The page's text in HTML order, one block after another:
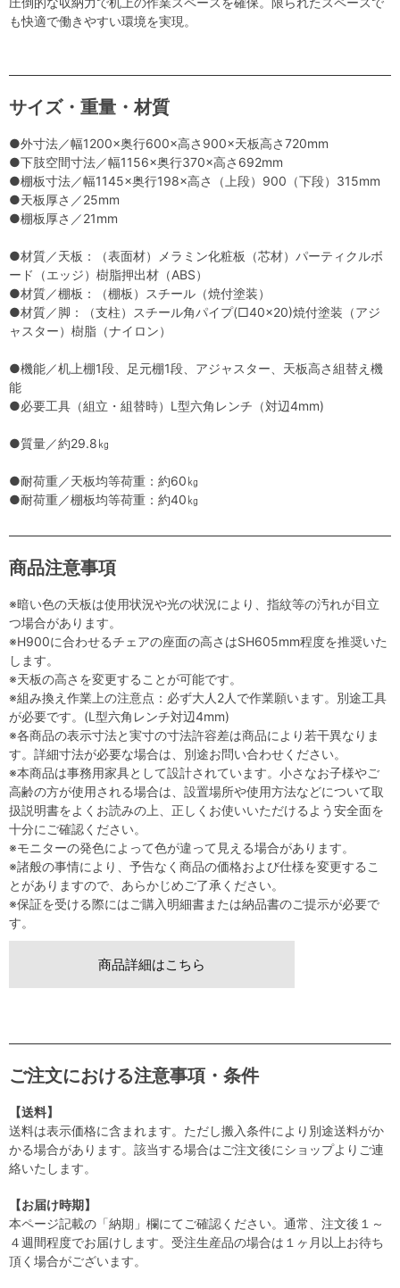
も快適で働きやすい環境を実現。
サイズ・重量・材質
●外寸法／幅1200×奥行600×高さ900×天板高さ720mm
●下肢空間寸法／幅1156×奥行370×高さ692mm
●棚板寸法／幅1145×奥行198×高さ（上段）900（下段）315mm
●天板厚さ／25mm
●棚板厚さ／21mm
●材質／天板：（表面材）メラミン化粧板（芯材）パーティクルボ
ード（エッジ）樹脂押出材（ABS）
●材質／棚板：（棚板）スチール（焼付塗装）
●材質／脚：（支柱）スチール角パイプ(□40×20)焼付塗装（アジ
ャスター）樹脂（ナイロン）
●機能／机上棚1段、足元棚1段、アジャスター、天板高さ組替え機
能
●必要工具（組立・組替時）L型六角レンチ（対辺4mm)
●質量／約29.8㎏
●耐荷重／天板均等荷重：約60㎏
●耐荷重／棚板均等荷重：約40㎏
商品注意事項
※暗い色の天板は使用状況や光の状況により、指紋等の汚れが目立
つ場合があります。
※H900に合わせるチェアの座面の高さはSH605mm程度を推奨いた
します。
※天板の高さを変更することが可能です。
※組み換え作業上の注意点：必ず大人2人で作業願います。別途工具
が必要です。(L型六角レンチ対辺4mm)
※各商品の表示寸法と実寸の寸法許容差は商品により若干異なりま
す。詳細寸法が必要な場合は、別途お問い合わせください。
※本商品は事務用家具として設計されています。小さなお子様やご
高齢の方が使用される場合は、設置場所や使用方法などについて取
扱説明書をよくお読みの上、正しくお使いいただけるよう安全面を
十分にご確認ください。
※モニターの発色によって色が違って見える場合があります。
※諸般の事情により、予告なく商品の価格および仕様を変更するこ
とがありますので、あらかじめご了承ください。
※保証を受ける際にはご購入明細書または納品書のご提示が必要で
す。
商品詳細はこちら
ご注文における注意事項・条件
【送料】
送料は表示価格に含まれます。ただし搬入条件により別途送料がか
かる場合があります。該当する場合はご注文後にショップよりご連
絡いたします。
【お届け時期】
本ページ記載の「納期」欄にてご確認ください。通常、注文後１～
４週間程度でお届けします。受注生産品の場合は１ヶ月以上お待ち
頂く場合がございます。